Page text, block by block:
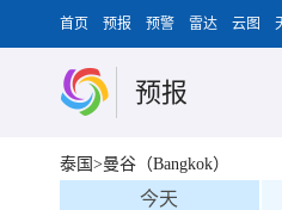
首页 预报 预警 雷达 云图
预报
泰国>曼谷（Bangkok）
今天